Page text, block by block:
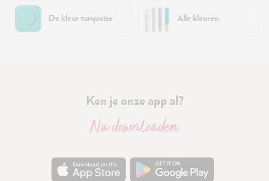
De kleur turquoise Alle kleuren
Ken je onze app al?
Nu downloaden